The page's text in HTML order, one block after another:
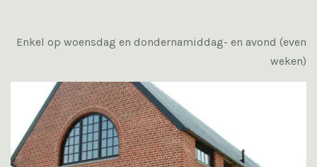
Enkel op woensdag en dondernamiddag- en avond (even
weken)